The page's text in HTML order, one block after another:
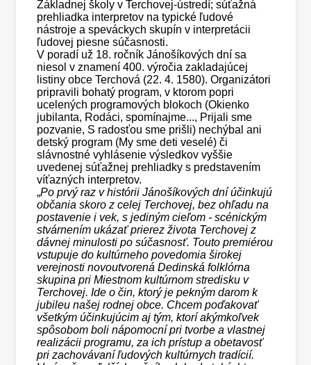
Základnej školy v Terchovej-ústredí; súťažná
prehliadka interpretov na typické ľudové
nástroje a speváckych skupín v interpretácii
ľudovej piesne súčasnosti.
V poradí už 18. ročník Jánošíkových dní sa
niesol v znamení 400. výročia zakladajúcej
listiny obce Terchová (22. 4. 1580). Organizátori
pripravili bohatý program, v ktorom popri
ucelených programových blokoch (Okienko
jubilanta, Rodáci, spomínajme..., Prijali sme
pozvanie, S radosťou sme prišli) nechýbal ani
detský program (My sme deti veselé) či
slávnostné vyhlásenie výsledkov vyššie
uvedenej súťažnej prehliadky s predstavením
víťazných interpretov.
„Po prvý raz v histórii Jánošíkových dní účinkujú
občania skoro z celej Terchovej, bez ohľadu na
postavenie i vek, s jediným cieľom - scénickým
stvárnením ukázať prierez života Terchovej z
dávnej minulosti po súčasnosť. Touto premiérou
vstupuje do kultúrneho povedomia širokej
verejnosti novoutvorená Dedinská folklórna
skupina pri Miestnom kultúrnom stredisku v
Terchovej. Ide o čin, ktorý je pekným darom k
jubileu našej rodnej obce. Chcem poďakovať
všetkým účinkujúcim aj tým, ktorí akýmkoľvek
spôsobom boli nápomocní pri tvorbe a vlastnej
realizácii programu, za ich prístup a obetavosť
pri zachovávaní ľudových kultúrnych tradícií.